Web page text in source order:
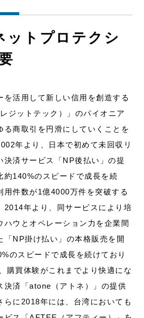
ットプロテクシ
を活用して新しい信用を創造する
ジットテック）」のパイオニア
る商取引を円滑にしていくことを
年より、日本で初めて未回収リ
決済サービス「NP後払い」の提
約140%のスピードで成長を続
用件数が1億4000万件を突破する
2014年より、同サービスにより培
ハウとオペレーション力を企業間
「NP掛け払い」の本格販売を開
のスピードで成長を続けており
購買体験がこれまでより快適にな
決済「atone（アトネ）」の提供
らに2018年には、台湾においても